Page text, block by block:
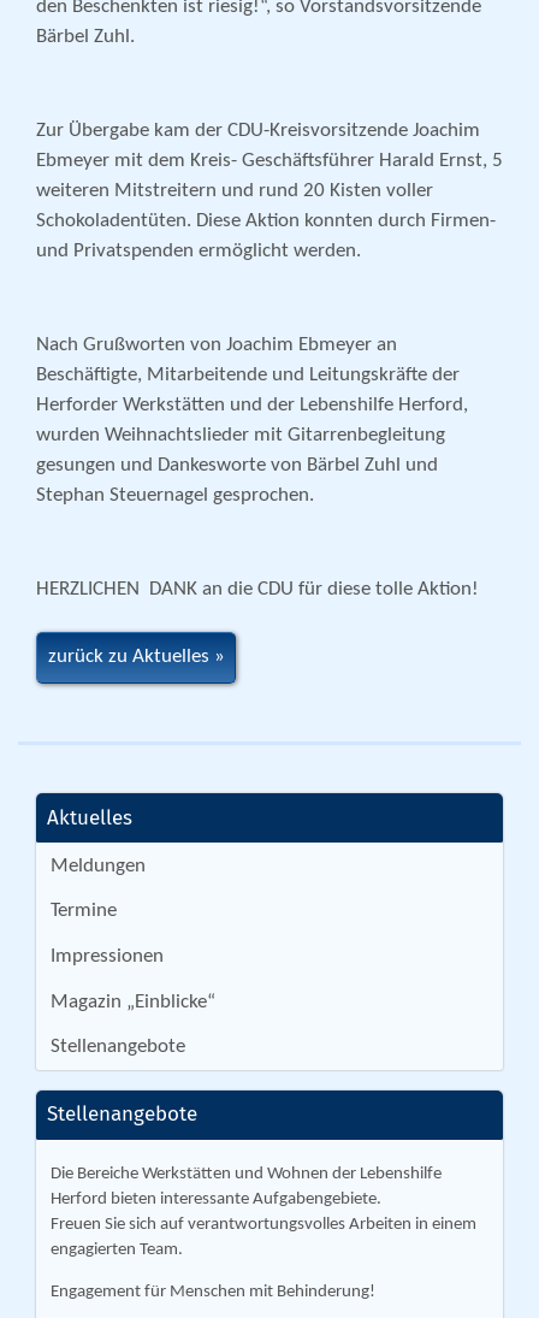
den Beschenkten ist riesig!“, so Vorstandsvorsitzende
Bärbel Zuhl.
Zur Übergabe kam der CDU-Kreisvorsitzende Joachim
Ebmeyer mit dem Kreis- Geschäftsführer Harald Ernst, 5
weiteren Mitstreitern und rund 20 Kisten voller
Schokoladentüten. Diese Aktion konnten durch Firmen-
und Privatspenden ermöglicht werden.
Nach Grußworten von Joachim Ebmeyer an
Beschäftigte, Mitarbeitende und Leitungskräfte der
Herforder Werkstätten und der Lebenshilfe Herford,
wurden Weihnachtslieder mit Gitarrenbegleitung
gesungen und Dankesworte von Bärbel Zuhl und
Stephan Steuernagel gesprochen.
HERZLICHEN DANK an die CDU für diese tolle Aktion!
zurück zu Aktuelles
Aktuelles
Meldungen
Termine
Impressionen
Magazin „Einblicke“
Stellenangebote
Stellenangebote
Die Bereiche Werkstätten und Wohnen der Lebenshilfe
Herford bieten interessante Aufgabengebiete.
Freuen Sie sich auf verantwortungsvolles Arbeiten in einem
engagierten Team.
Engagement für Menschen mit Behinderung!